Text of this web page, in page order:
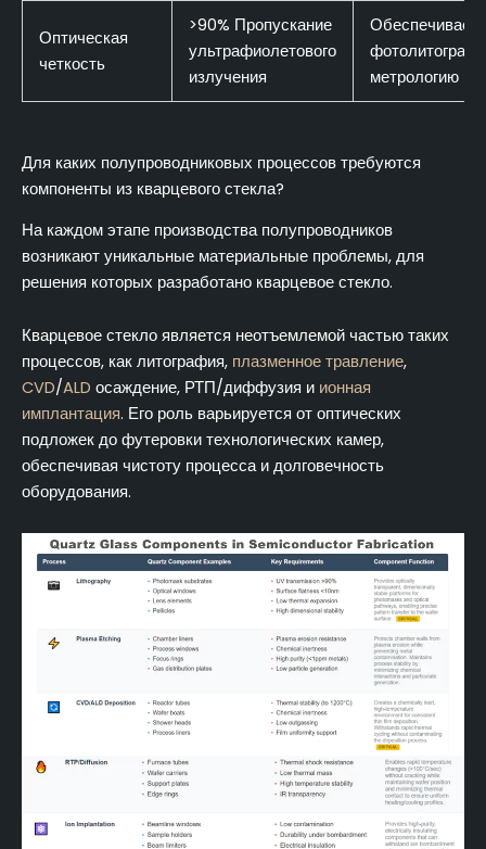
Оптическая
четкость
>90% Пропускание
ультрафиолетового
излучения
Обеспечивает
метрологию
Для каких полупроводниковых процессов требуются
компоненты из кварцевого стекла?
На каждом этапе производства полупроводников
возникают уникальные материальные проблемы, для
решения которых разработано кварцевое стекло.
Кварцевое стекло является неотъемлемой частью таких
процессов, как литография, плазменное травление,
CVD/ALD осаждение, РТП/диффузия и ионная
имплантация. Его роль варьируется от оптических
подложек до футеровки технологических камер,
обеспечивая чистоту процесса и долговечность
оборудования.